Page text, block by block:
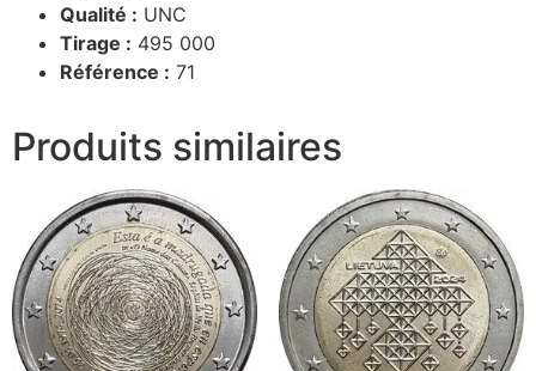
Qualité : UNC
Tirage : 495 000
Référence : 71
Produits similaires